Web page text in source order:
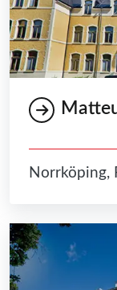
Norrköping,